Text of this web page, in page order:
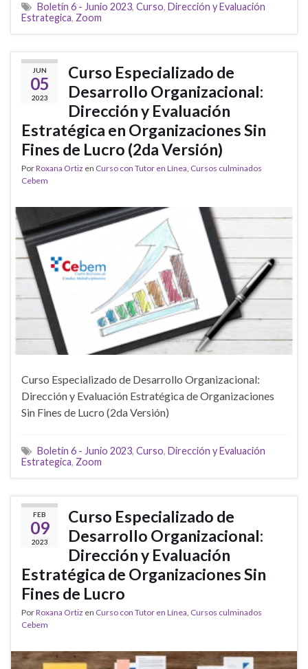
Boletín 6 - Junio 2023, Curso, Dirección y Evaluación
Estrategica, Zoom
JUN
05
2023
Curso Especializado de
Desarrollo Organizacional:
Dirección y Evaluación
Estratégica en Organizaciones Sin
Fines de Lucro (2da Versión)
PorRoxana Ortiz en Curso con Tutor en Línea, Cursos culminados
Cebem
Curso Especializado de Desarrollo Organizacional:
Dirección y Evaluación Estratégica de Organizaciones
Sin Fines de Lucro (2da Versión)
Boletín 6 - Junio 2023, Curso, Dirección y Evaluación
Estrategica, Zoom
FEB
09
2023
Curso Especializado de
Desarrollo Organizacional:
Dirección y Evaluación
Estratégica de Organizaciones Sin
Fines de Lucro
PorRoxana Ortiz en Curso con Tutor en Línea Cursos culminados
Cebem